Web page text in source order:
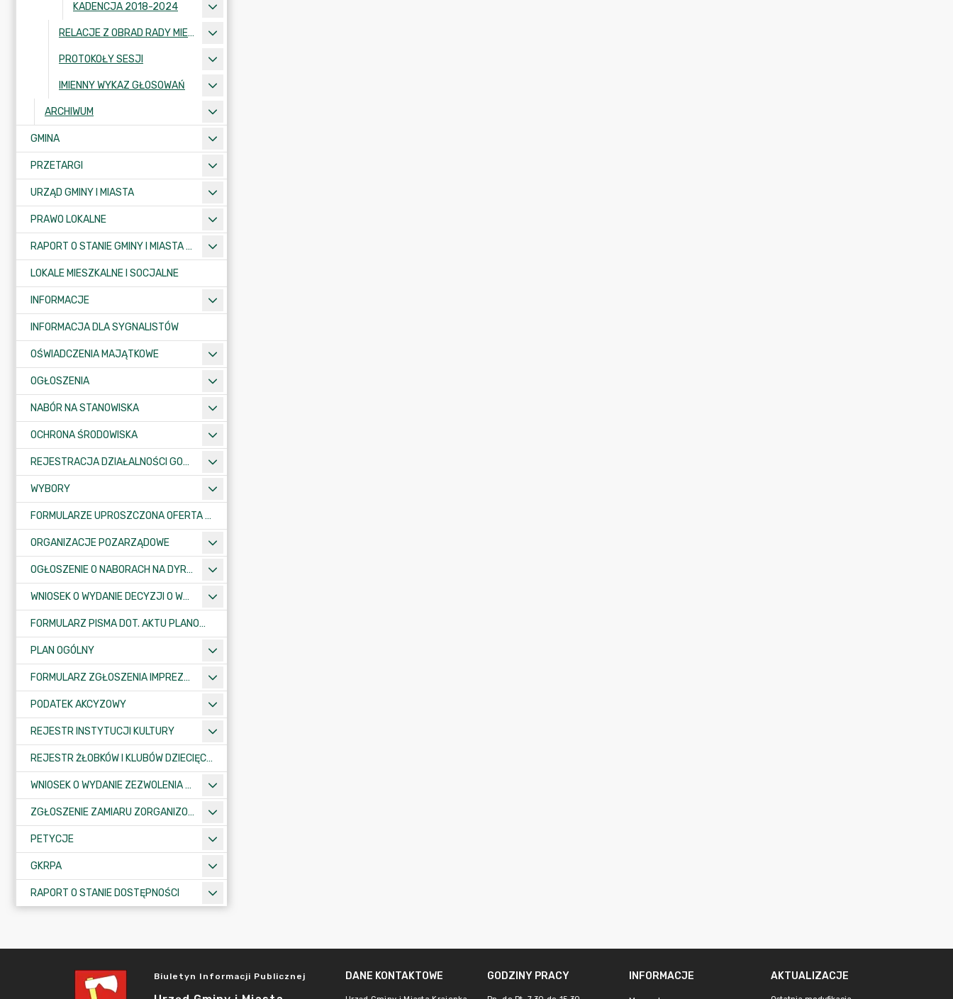
KADENCJA 2018-2024
RELACJE Z OBRAD RADY MIEJSKIEJ W KRAJENCE
PROTOKOŁY SESJI
IMIENNY WYKAZ GŁOSOWAŃ
ARCHIWUM
GMINA
PRZETARGI
URZĄD GMINY I MIASTA
PRAWO LOKALNE
RAPORT O STANIE GMINY I MIASTA KRAJENKA
LOKALE MIESZKALNE I SOCJALNE
INFORMACJE
INFORMACJA DLA SYGNALISTÓW
OŚWIADCZENIA MAJĄTKOWE
OGŁOSZENIA
NABÓR NA STANOWISKA
OCHRONA ŚRODOWISKA
REJESTRACJA DZIAŁALNOŚCI GOSPODARCZEJ
WYBORY
FORMULARZE UPROSZCZONA OFERTA WYKONANIA ZADANIA PUBLICZNEGO
ORGANIZACJE POZARZĄDOWE
OGŁOSZENIE O NABORACH NA DYREKTORÓW PLACÓWEK OŚWIATOWYCH
WNIOSEK O WYDANIE DECYZJI O WARUNKACH ZABUDOWY/O USTALENIE INWESTYCJI CELU PUBLICZNEGO
FORMULARZ PISMA DOT. AKTU PLANOWANIA PRZESTRZENNEGO
PLAN OGÓLNY
FORMULARZ ZGŁOSZENIA IMPREZY SPORTOWO-REKREACYJNEJ, ARTYSTYCZNEJ LUB ROZRYWKOWEJ
PODATEK AKCYZOWY
REJESTR INSTYTUCJI KULTURY
REJESTR ŻŁOBKÓW I KLUBÓW DZIECIĘCYCH
WNIOSEK O WYDANIE ZEZWOLENIA NA ZAJĘCIE PASA DROGOWEGO
ZGŁOSZENIE ZAMIARU ZORGANIZOWANIA ZGROMADZENIA
PETYCJE
GKRPA
RAPORT O STANIE DOSTĘPNOŚCI
Biuletyn Informacji Publicznej DANE KONTAKTOWE GODZINY PRACY INFORMACJE AKTUALIZACJE